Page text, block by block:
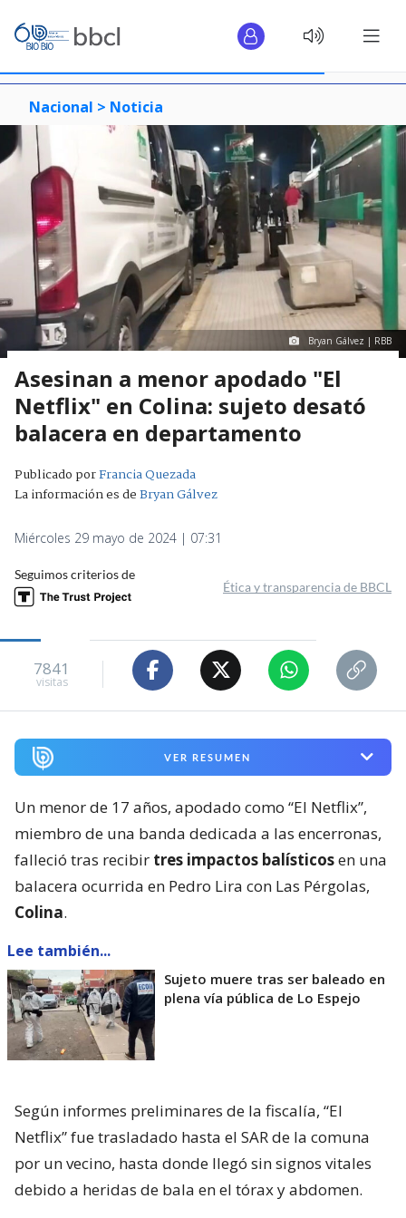
Nacional > Noticia
Bryan Gálvez | RBB
Asesinan a menor apodado "El
Netflix" en Colina: sujeto desató
balacera en departamento
Publicado porFrancia Quezada
La información es deBryan Gálvez
Miércoles 29 mayo de 2024 | 07:31
Seguimos criterios de
Ética y transparencia de BBCL
7841
visitas
VER RESUMEN
Un menor de 17 años, apodado como “El Netflix”,
miembro de una banda dedicada a las encerronas,
falleció tras recibir tres impactos balísticosen una
balacera ocurrida en Pedro Lira con Las Pérgolas,
Colina.
Lee también...
Sujeto muere tras ser baleado en
plena vía pública de Lo Espejo
Según informes preliminares de la fiscalía, “El
Netflix” fue trasladado hasta el SAR de la comuna
por un vecino, hasta donde llegó sin signos vitales
debido a heridas de bala en el tórax y abdomen.